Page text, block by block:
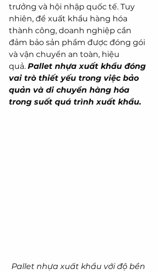
trưởng và hội nhập quốc tế. Tuy
nhiên, để xuất khẩu hàng hóa
thành công, doanh nghiệp cần
đảm bảo sản phẩm được đóng gói
và vận chuyển an toàn, hiệu
quả. Pallet nhựa xuất khẩu đóng
vai trò thiết yếu trong việc bảo
quản và di chuyển hàng hóa
trong suốt quá trình xuất khẩu.
Pallet nhựa xuất khẩu với độ bền